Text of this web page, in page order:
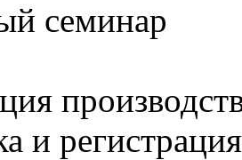
семинар
и